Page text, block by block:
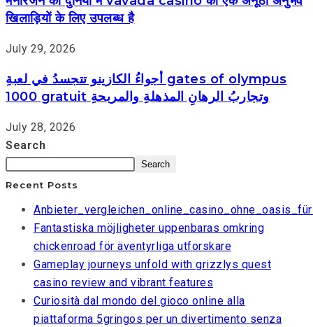
खिलाड़ियों के लिए उपलब्ध है
July 29, 2026
أجواءُ الكازينو تتجسدُ في لعبةِ gates of olympus
1000 gratuit وتجاربُ الرهانِ المذهلةِ والمربحةِ
July 28, 2026
Search
Search
Recent Posts
Fantastiska möjligheter uppenbaras omkring
chickenroad för äventyrliga utforskare
Gameplay journeys unfold with grizzlys quest
casino review and vibrant features
Curiosità dal mondo del gioco online alla
piattaforma 5gringos per un divertimento senza